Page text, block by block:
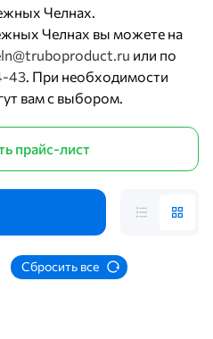
Челнах.
Челнах вы можете на
или по
43. При необходимости
вам с выбором.
прайс-лист
Сбросить все